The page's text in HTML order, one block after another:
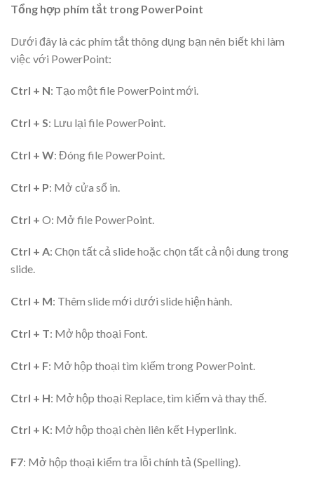
Tổng hợp phím tắt trong PowerPoint
Dưới đây là các phím tắt thông dụng bạn nên biết khi làm
việc với PowerPoint:
Ctrl + N: Tạo một file PowerPoint mới.
Ctrl + S: Lưu lại file PowerPoint.
Ctrl + W: Đóng file PowerPoint.
Ctrl + P: Mở cửa sổ in.
Ctrl + O: Mở file PowerPoint.
Ctrl + A: Chọn tất cả slide hoặc chọn tất cả nội dung trong
slide.
Ctrl + M: Thêm slide mới dưới slide hiện hành.
Ctrl + T: Mở hộp thoại Font.
Ctrl + F: Mở hộp thoại tìm kiếm trong PowerPoint.
Ctrl + H: Mở hộp thoại Replace, tìm kiếm và thay thế.
Ctrl + K: Mở hộp thoại chèn liên kết Hyperlink.
F7: Mở hộp thoại kiểm tra lỗi chính tả (Spelling).